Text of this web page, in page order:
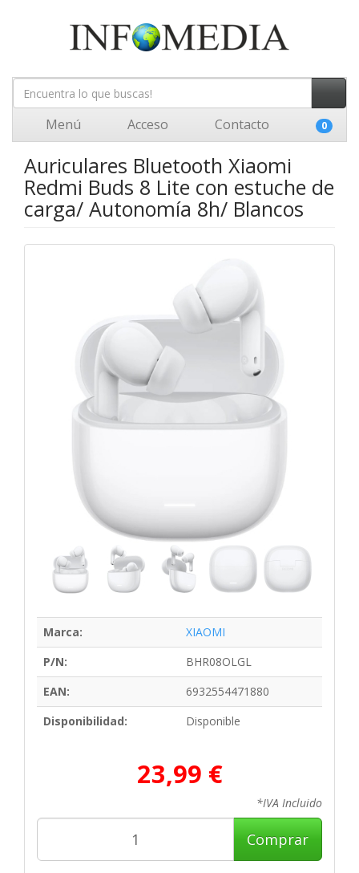
Menú Acceso Contacto 0
Auriculares Bluetooth Xiaomi
Redmi Buds 8 Lite con estuche de
carga/ Autonomía 8h/ Blancos
Marca:
XIAOMI
P/N:
BHR08OLGL
EAN:
6932554471880
Disponibilidad:
Disponible
23,99 €
*IVA Incluido
Comprar